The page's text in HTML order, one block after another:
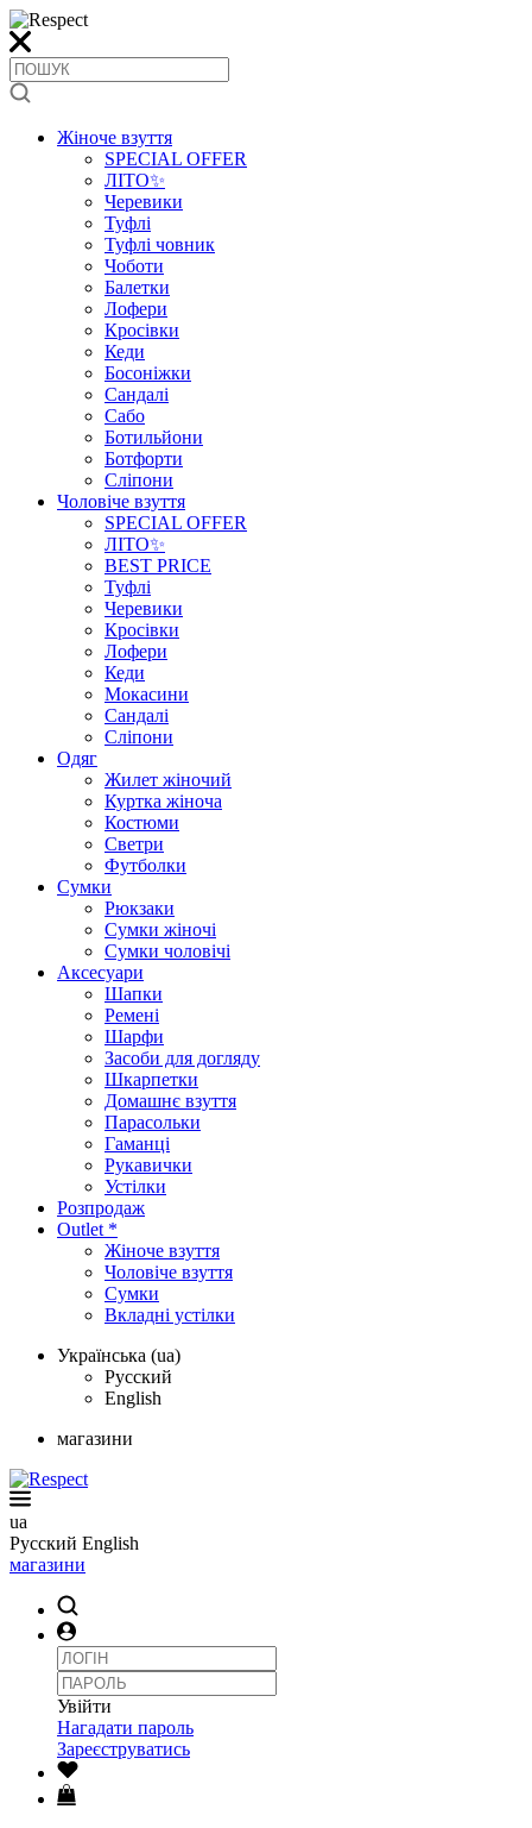
Жіноче взуття
SPECIAL OFFER
ЛІТО✨
Черевики
Туфлі
Туфлі човник
Чоботи
Балетки
Лофери
Кросівки
Кеди
Босоніжки
Сандалі
Сабо
Ботильйони
Ботфорти
Сліпони
Чоловіче взуття
SPECIAL OFFER
ЛІТО✨
BEST PRICE
Туфлі
Черевики
Кросівки
Лофери
Кеди
Мокасини
Сандалі
Сліпони
Одяг
Жилет жіночий
Куртка жіноча
Костюми
Светри
Футболки
Сумки
Рюкзаки
Сумки жіночі
Сумки чоловічі
Аксеcуари
Шапки
Ремені
Шарфи
Засоби для догляду
Шкарпетки
Домашнє взуття
Парасольки
Гаманці
Рукавички
Устілки
Розпродаж
Outlet *
Жіноче взуття
Чоловіче взуття
Сумки
Вкладні устілки
Українська (ua)
Русский
English
магазини
ua
Русский English
магазини
Увійти
Нагадати пароль
Зареєструватись